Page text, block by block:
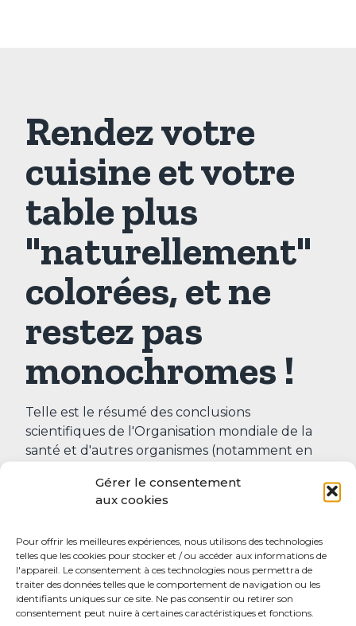
Gérer le consentement
aux cookies
Pour offrir les meilleures expériences, nous utilisons des technologies
telles que les cookies pour stocker et / ou accéder aux informations de
l'appareil. Le consentement à ces technologies nous permettra de
traiter des données telles que le comportement de navigation ou les
identifiants uniques sur ce site. Ne pas consentir ou retirer son
consentement peut nuire à certaines caractéristiques et fonctions.
Rendez votre
cuisine et votre
table plus
"naturellement"
colorées, et ne
restez pas
monochromes !
Telle est le résumé des conclusions
scientifiques de l'Organisation mondiale de la
santé et d'autres organismes (notamment en
précises, une alimentation équilibrée doit
inclure au moins cinq portions de fruits et
variée.
Les avantages des légumes comprennent :
L’apport de la fibre, qui facilite le transit